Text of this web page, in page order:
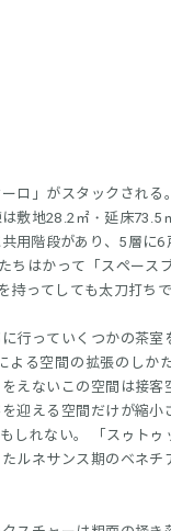
ロ」がスタックされ
敷地28.2㎡・延床
用階段があり、5層に
ちはかって「スペース
ってしても太刀打ち
行っていくつかの茶
る空間の拡張のしか
えないこの空間は接
迎える空間だけが縮
しれない。 「スゥト
ルネサンス期のベネ